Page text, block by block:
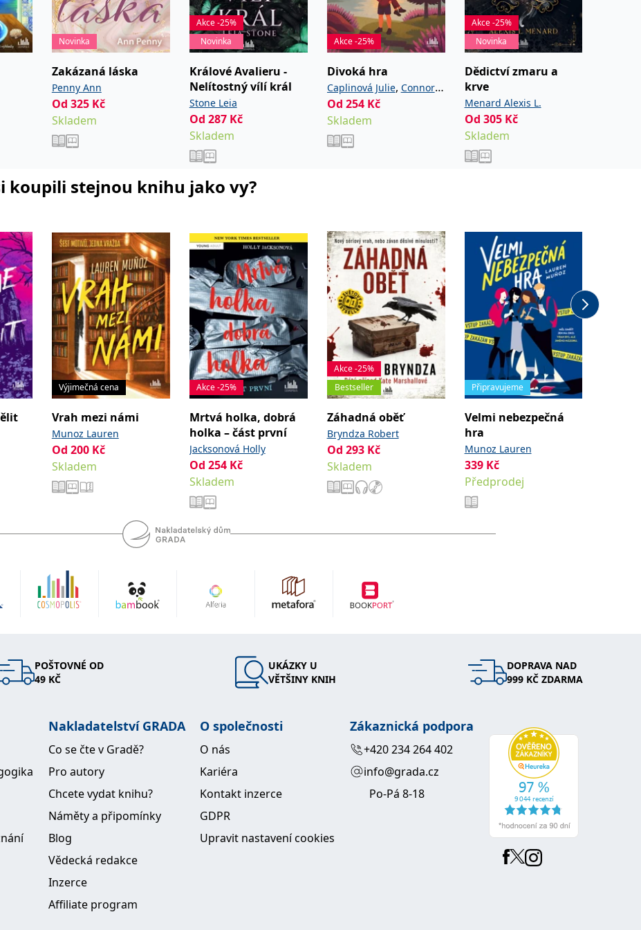
Novinka
Zakázaná láska
Penny Ann
Od 325 Kč
Skladem
Akce -25%
Novinka
Králové Avalieru -
Nelítostný vílí král
Stone Leia
Od 287 Kč
Skladem
Akce -25%
Divoká hra
Caplinová Julie, Connor
Cassie
Od 254 Kč
Skladem
Akce -25%
Novinka
Dědictví zmaru a
krve
Menard Alexis L.
Od 305 Kč
Skladem
koupili stejnou knihu jako vy?
Výjimečná cena
Vrah mezi námi
Munoz Lauren
Od 200 Kč
Skladem
Akce -25%
Mrtvá holka, dobrá
holka – část první
Jacksonová Holly
Od 254 Kč
Skladem
Akce -25%
Bestseller
Záhadná oběť
Bryndza Robert
Od 293 Kč
Skladem
Připravujeme
Velmi nebezpečná
hra
Munoz Lauren
339 Kč
Předprodej
POŠTOVNÉ OD
49 KČ
UKÁZKY U
VĚTŠINY KNIH
DOPRAVA NAD
999 KČ ZDARMA
Nakladatelství GRADA
Co se čte v Gradě?
Pro autory
Chcete vydat knihu?
Náměty a připomínky
Blog
Vědecká redakce
Inzerce
Affiliate program
O společnosti
O nás
Kariéra
Kontakt inzerce
GDPR
Upravit nastavení cookies
Zákaznická podpora
+420 234 264 402
info@grada.cz
Po-Pá 8-18